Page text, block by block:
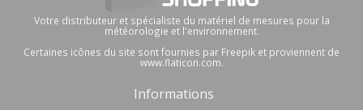
Votre distributeur et spécialiste du matériel de mesures pour la
météorologie et l'environnement.
Certaines icônes du site sont fournies par Freepik et proviennent de
www.flaticon.com.
Informations